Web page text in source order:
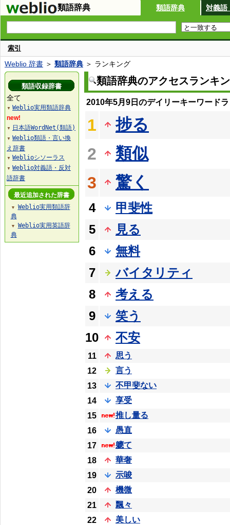
類語辞典 類語辞典 対義語
索引
Weblio 辞書 ＞ 類語辞典 ＞ ランキング
類語辞典のアクセスランキ
2010年5月9日のデイリーキーワード
1
捗る
2
類似
3
驚く
4
甲斐性
5
見る
6
無料
7
バイタリティ
8
考える
9
笑う
10
不安
11
思う
12
言う
13
不甲斐ない
14
享受
15
推し量る
16
愚直
17
軈て
18
華奢
19
示唆
20
機微
21
飄々
22
美しい
類語収録辞書
全て
▼ Weblio実用類語辞典
new!
▼ 日本語WordNet(類語)
▼ Weblio類語・言い換
え辞書
▼ Weblioシソーラス
▼ Weblio対義語・反対
語辞書
最近追加された辞書
▼
Weblio実用類語辞
典
▼
Weblio実用英語辞
典